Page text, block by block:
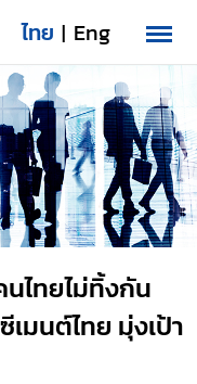
ไทย | Eng
นไทยไม่ทิ้งกัน
มนต์ไทย มุ่งเป้า